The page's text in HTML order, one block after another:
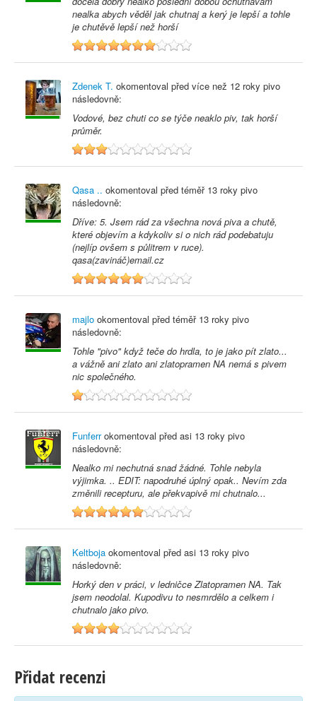
nealka abych věděl jak chutnaj a kerý je lepší a tohle
je chutěvě lepší než horší
7
Zdenek T. okomentoval před více než 12 roky pivo
následovně:
Vodové, bez chuti co se týče neaklo piv, tak horší
průměr.
3
Qasa .. okomentoval před téměř 13 roky pivo
následovně:
Dříve: 5. Jsem rád za všechna nová piva a chutě,
které objevím a kdykoliv si o nich rád podebatuju
(nejlíp ovšem s půlitrem v ruce).
qasa(zavináč)email.cz
6
majlo okomentoval před téměř 13 roky pivo
následovně:
Tohle "pivo" když teče do hrdla, to je jako pít zlato...
a vážně ani zlato ani zlatopramen NA nemá s pivem
nic společného.
1
Funferrokomentoval před asi 13 roky pivo
následovně:
Nealko mi nechutná snad žádné. Tohle nebyla
výjimka. .. EDIT: napodruhé úplný opak.. Nevím zda
změnili recepturu, ale překvapivě mi chutnalo...
6
Keltboja okomentoval před asi 13 roky pivo
následovně:
Horký den v práci, v ledničce Zlatopramen NA. Tak
jsem neodolal. Kupodivu to nesmrdělo a celkem i
chutnalo jako pivo.
4
Přidat recenzi